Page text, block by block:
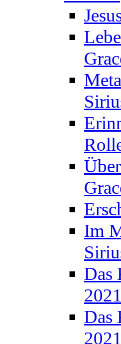
Im
Das
2021
Das
2021